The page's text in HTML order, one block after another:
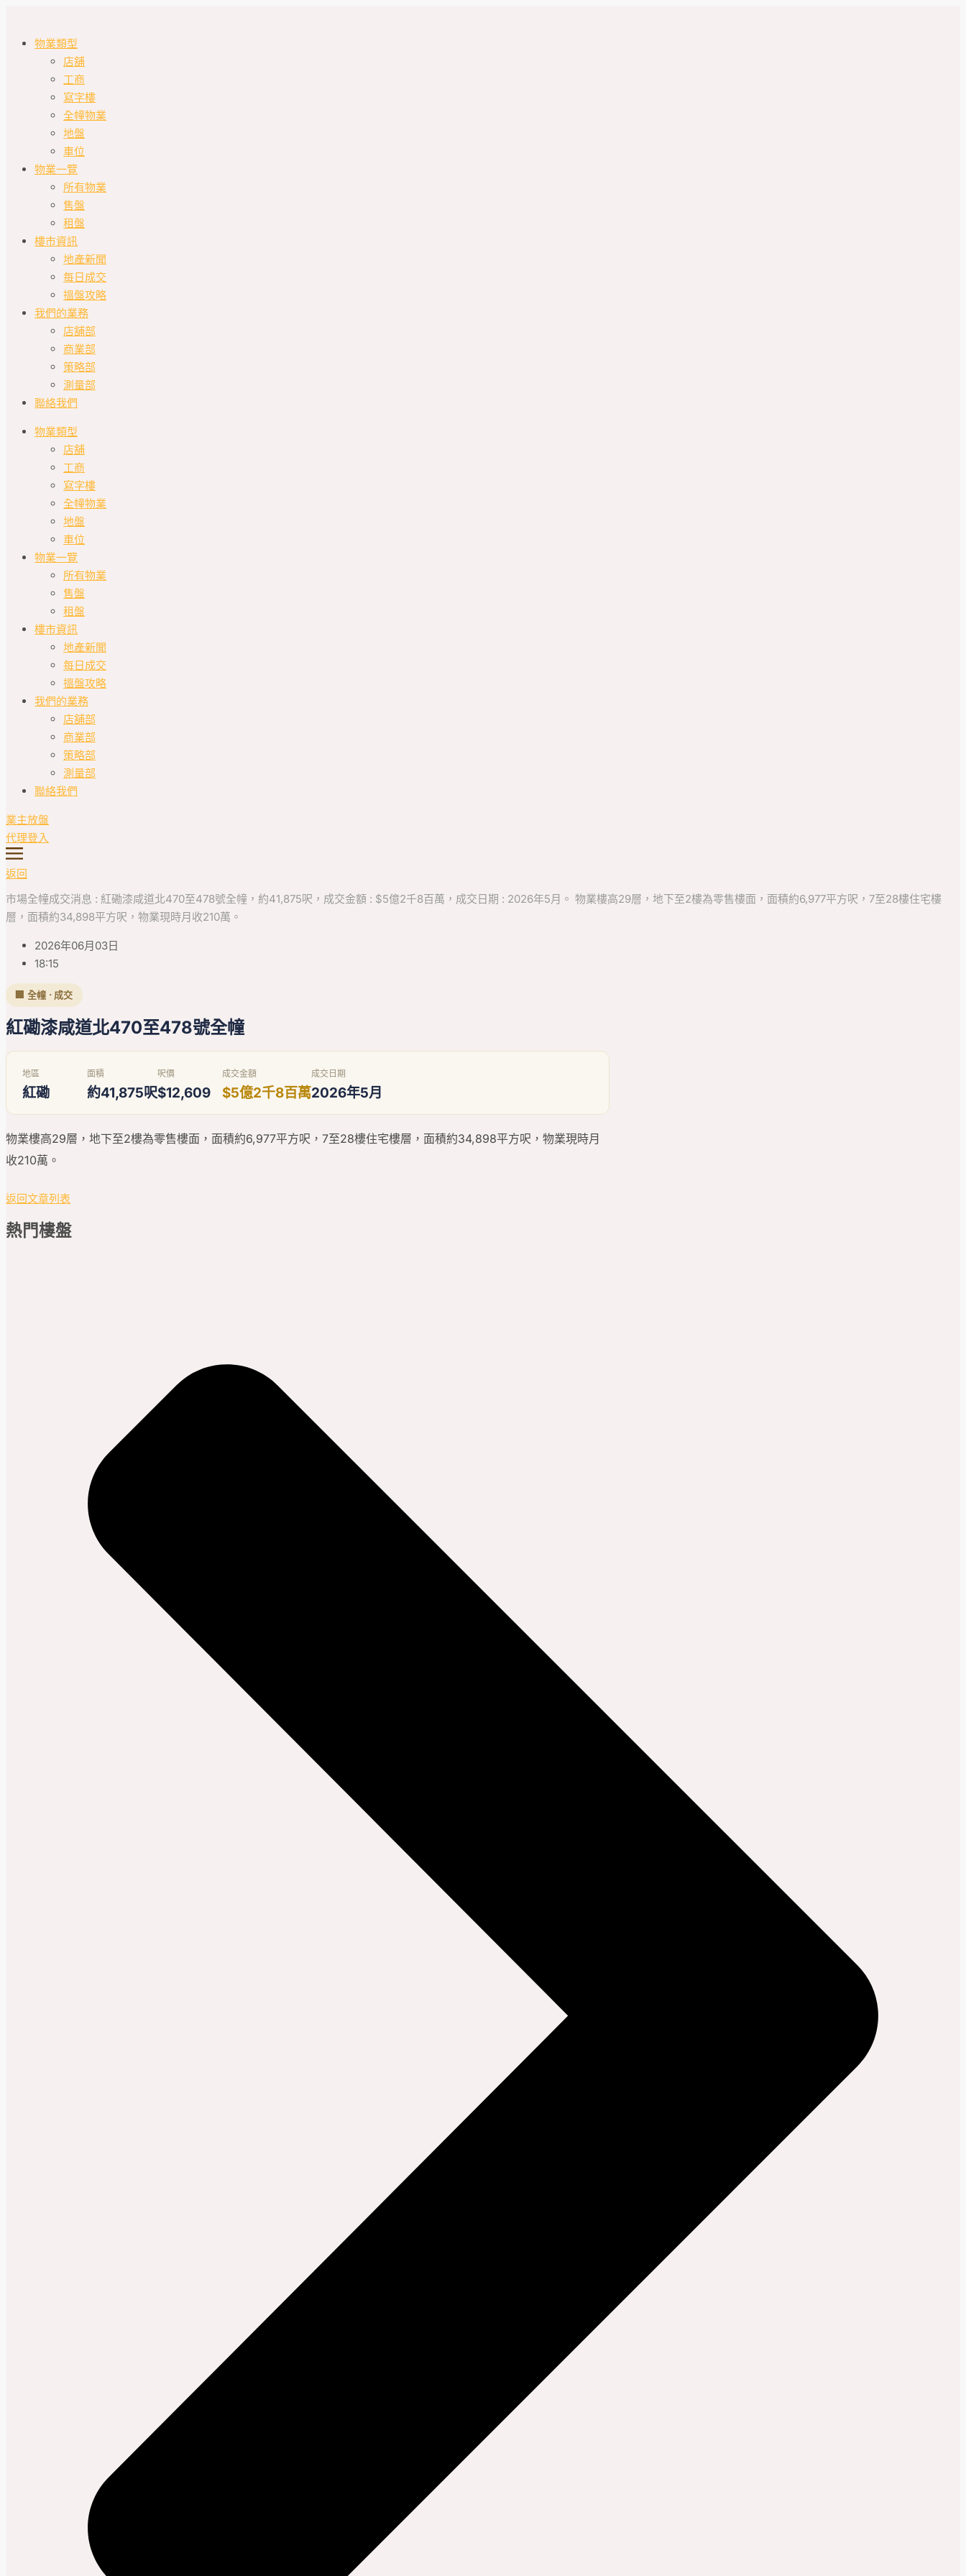
物業類型
店舖
工商
寫字樓
全幢物業
地盤
車位
物業一覽
所有物業
售盤
租盤
樓市資訊
地產新聞
每日成交
搵盤攻略
我們的業務
店舖部
商業部
策略部
測量部
聯絡我們
物業類型
店舖
工商
寫字樓
全幢物業
地盤
車位
物業一覽
所有物業
售盤
租盤
樓市資訊
地產新聞
每日成交
搵盤攻略
我們的業務
店舖部
商業部
策略部
測量部
聯絡我們
業主放盤
代理登入
返回
市場全幢成交消息 : 紅磡漆咸道北470至478號全幢，約41,875呎，成交金額 : $5億2千8百萬，成交日期 : 2026年5月。 物業樓高29層，地下至2樓為零售樓面，面積約6,977平方呎，7至28樓住宅樓
層，面積約34,898平方呎，物業現時月收210萬。
2026年06月03日
18:15
🏢 全幢 · 成交
紅磡漆咸道北470至478號全幢
地區
紅磡
面積
約41,875呎
呎價
$12,609
成交金額
$5億2千8百萬
成交日期
2026年5月
物業樓高29層，地下至2樓為零售樓面，面積約6,977平方呎，7至28樓住宅樓層，面積約34,898平方呎，物業現時月
收210萬。
返回文章列表
熱門樓盤